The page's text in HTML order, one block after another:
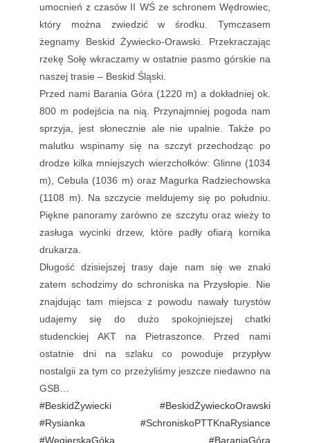
umocnień z czasów II WŚ ze schronem Wędrowiec,
który można zwiedzić w środku. Tymczasem
żegnamy Beskid Żywiecko-Orawski. Przekraczając
rzekę Sołę wkraczamy w ostatnie pasmo górskie na
naszej trasie – Beskid Śląski.
Przed nami Barania Góra (1220 m) a dokładniej ok.
800 m podejścia na nią. Przynajmniej pogoda nam
sprzyja, jest słonecznie ale nie upalnie. Także po
malutku wspinamy się na szczyt przechodząc po
drodze kilka mniejszych wierzchołków: Glinne (1034
m), Cebula (1036 m) oraz Magurka Radziechowska
(1108 m). Na szczycie meldujemy się po południu.
Piękne panoramy zarówno ze szczytu oraz wieży to
zasługa wycinki drzew, które padły ofiarą kornika
drukarza.
Długość dzisiejszej trasy daje nam się we znaki
zatem schodzimy do schroniska na Przysłopie. Nie
znajdując tam miejsca z powodu nawały turystów
udajemy się do dużo spokojniejszej chatki
studenckiej AKT na Pietraszonce. Przed nami
ostatnie dni na szlaku co powoduje przypływ
nostalgii za tym co przeżyliśmy jeszcze niedawno na
GSB…
#BeskidŻywiecki
#BeskidŻywieckoOrawski
#Rysianka
#SchroniskoPTTKnaRysiance
#WęgierskaGóka
#BaraniaGóra